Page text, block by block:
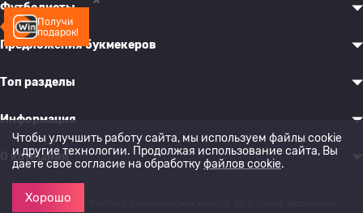
Получи
подарок!
Футболисты
Предложения букмекеров
Топ разделы
Информация
О компании
© 2022-2026 Рейтинг букмекерских контор. Все права защищены.
Чтобы улучшить работу сайта, мы используем файлы cookie
и другие технологии. Продолжая использование сайта, Вы
даете свое согласие на обработкуфайлов cookie.
Хорошо